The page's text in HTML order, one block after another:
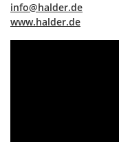
info@halder.de
www.halder.de